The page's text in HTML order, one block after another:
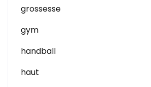
grossesse
gym
handball
haut